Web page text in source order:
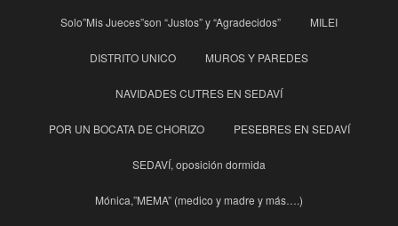
Solo”Mis Jueces”son “Justos” y “Agradecidos” MILEI
DISTRITO UNICO MUROS Y PAREDES
NAVIDADES CUTRES EN SEDAVÍ
POR UN BOCATA DE CHORIZO PESEBRES EN SEDAVÍ
SEDAVÍ, oposición dormida
Mónica,”MEMA” (medico y madre y más….)